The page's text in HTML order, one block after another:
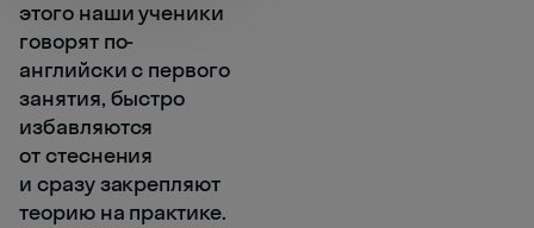
этого наши ученики
говорят по-
английски с первого
занятия, быстро
избавляются
от стеснения
и сразу закрепляют
теорию на практике.